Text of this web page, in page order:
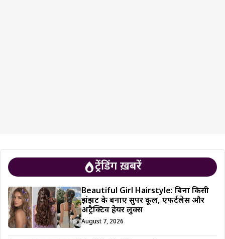
ट्रेंडिंग ख़बरें
Beautiful Girl Hairstyle: बिना किसी
झंझट के बनाएं सुपर कूल, एफर्टलेस और
अट्रैक्टिव हेयर लुक्स
August 7, 2026